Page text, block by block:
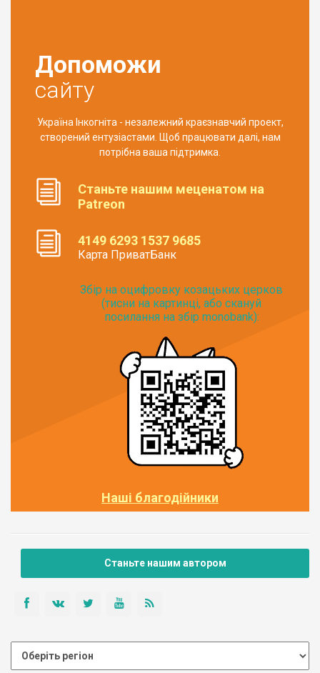
Допоможи
сайту
Україна Інкогніта - незалежний краєзнавчий проект,
створений ентузіастами. Щоб працювати далі, нам
потрібна ваша підтримка.
Станьте нашим меценатом на
Patreon
4149 6293 1537 9685
Карта ПриватБанк
Збір на оцифровку козацьких церков
(тисни на картинці, або скануй
посилання на збір monobank):
Наші благодійники
Станьте нашим автором